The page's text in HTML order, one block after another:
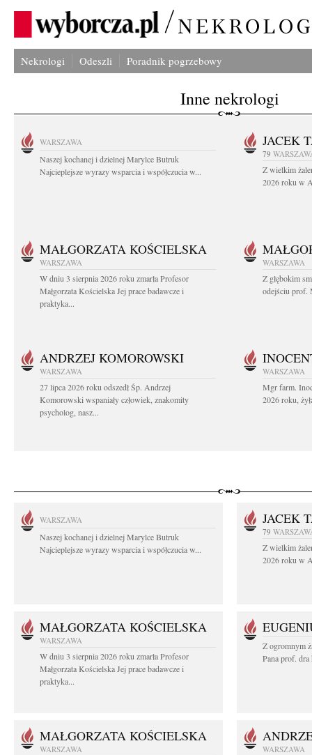
Nekrologi Odeszli Poradnik pogrzebowy
Inne nekrologi
WARSZAWA
Naszej kochanej i dzielnej Marylce Butruk
Najcieplejsze wyrazy wsparcia i współczucia w...
JACEK
79
Z wielkim
2026 roku w
MAŁGORZATA KOŚCIELSKA
WARSZAWA
W dniu 3 sierpnia 2026 roku zmarła Profesor
Małgorzata Kościelska Jej prace badawcze i
praktyka...
WARSZAWA
Z głębokim
odejściu prof.
ANDRZEJ KOMOROWSKI
WARSZAWA
27 lipca 2026 roku odszedł Śp. Andrzej
Komorowski wspaniały człowiek, znakomity
psycholog, nasz...
WARSZAWA
Mgr farm.
2026 roku,
WARSZAWA
Naszej kochanej i dzielnej Marylce Butruk
Najcieplejsze wyrazy wsparcia i współczucia w...
JACEK
79
Z wielkim
2026 roku w
MAŁGORZATA KOŚCIELSKA
WARSZAWA
W dniu 3 sierpnia 2026 roku zmarła Profesor
Małgorzata Kościelska Jej prace badawcze i
praktyka...
Z ogromnym
Pana prof. dra
MAŁGORZATA KOŚCIELSKA
WARSZAWA WARSZAWA